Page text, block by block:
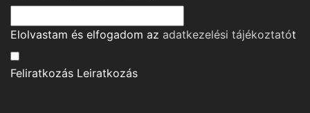
Elolvastam és elfogadom az adatkezelési tájékoztatót
Feliratkozás Leiratkozás